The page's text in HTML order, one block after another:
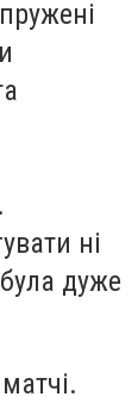
ні
дуже